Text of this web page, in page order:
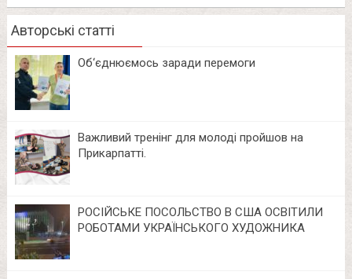
Авторські статті
Об‘єднюємось заради перемоги
Важливий тренінг для молоді пройшов на
Прикарпатті.
РОСІЙСЬКЕ ПОСОЛЬСТВО В США ОСВІТИЛИ
РОБОТАМИ УКРАЇНСЬКОГО ХУДОЖНИКА